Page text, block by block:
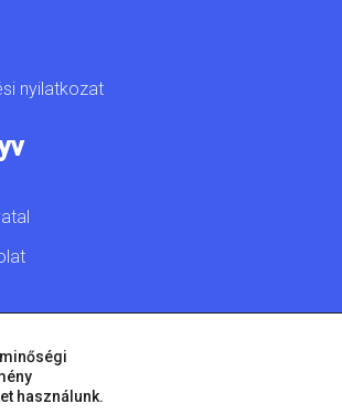
nyilatkozat
Jogú Város • Minden jog fenntartva!
használunk.